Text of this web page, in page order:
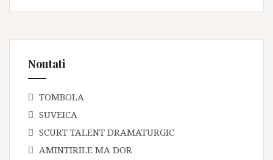
Noutati
TOMBOLA
SUVEICA
SCURT TALENT DRAMATURGIC
AMINTIRILE MA DOR